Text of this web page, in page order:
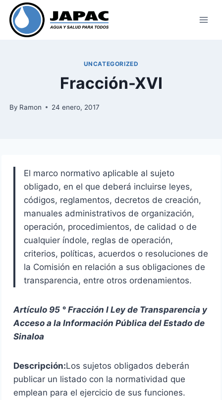
Skip
content
UNCATEGORIZED
Fracción-XVI
By Ramon 24 enero, 2017
El marco normativo aplicable al sujeto
obligado, en el que deberá incluirse leyes,
códigos, reglamentos, decretos de creación,
manuales administrativos de organización,
operación, procedimientos, de calidad o de
cualquier índole, reglas de operación,
criterios, políticas, acuerdos o resoluciones de
la Comisión en relación a sus obligaciones de
transparencia, entre otros ordenamientos.
Artículo 95 ° Fracción I Ley de Transparencia y
Acceso a la Información Pública del Estado de
Sinaloa
Descripción:Los sujetos obligados deberán
publicar un listado con la normatividad que
emplean para el ejercicio de sus funciones.